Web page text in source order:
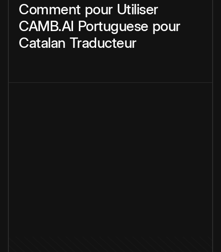
Comment pour Utiliser
CAMB.AI Portuguese pour
Catalan Traducteur